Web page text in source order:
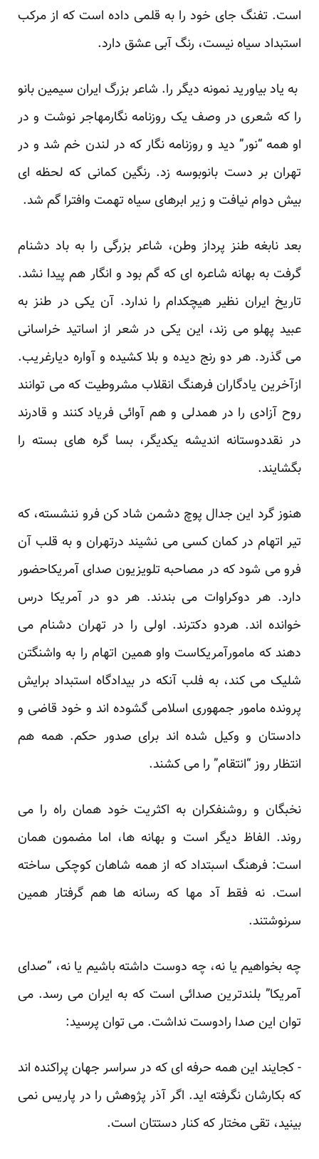
است. تفنگ جای خود را ‏به قلمی داده است که از مرکب
استبداد سیاه نیست، رنگ آبی عشق دارد.‏
‏ به یاد بیاورید نمونه دیگر را. شاعر بزرگ ایران سیمین بانو
را که شعری در وصف یک روزنامه نگارمهاجر نوشت و ‏در
او همه “نور” دید و روزنامه نگار که در لندن خم شد و در
تهران بر دست بانوبوسه زد. رنگین کمانی که لحظه ای
‏بیش دوام نیافت و زیر ابرهای سیاه تهمت وافترا گم شد.‏
بعد نابغه طنز پرداز وطن، شاعر بزرگی را به باد دشنام
گرفت به بهانه شاعره ای که گم بود و انگار هم پیدا نشد.
تاریخ ‏ایران نظیر هیچکدام را ندارد. آن یکی در طنز به
عبید پهلو می زند، این یکی در شعر از اساتید خراسانی
می گذرد. هر ‏دو رنج دیده و بلا کشیده و آواره دیارغریب.
ازآخرین یادگاران فرهنگ انقلاب مشروطیت که می توانند
روح آزادی را ‏در همدلی و هم آوائی فریاد کنند و قادرند
در نقددوستانه اندیشه یکدیگر، بسا گره های بسته را
بگشایند.‏
هنوز گرد این جدال پوچ دشمن شاد کن فرو ننشسته، که
تیر اتهام در کمان کسی می نشیند درتهران و به قلب آن
فرو می ‏شود که در مصاحبه تلویزیون صدای آمریکاحضور
دارد. هر دوکراوات می بندند. هر دو در آمریکا درس
خوانده اند. ‏هردو دکترند. اولی را در تهران دشنام می
دهند که مامورآمریکاست واو همین اتهام را به واشنگتن
شلیک می کند، به ‏فلب آنکه در بیدادگاه استبداد برایش
پرونده مامور جمهوری اسلامی گشوده اند و خود قاضی و
دادستان و وکیل شده اند ‏برای صدور حکم. همه هم
انتظار روز “انتقام” را می کشند.‏
نخبگان و روشنفکران به اکثریت خود همان راه را می
روند. الفاظ دیگر است و بهانه ها، اما مضمون همان
است: ‏فرهنگ اسبتداد که از همه شاهان کوچکی ساخته
است. نه فقط آد مها که رسانه ها هم گرفتار همین
سرنوشتند.‏
چه بخواهیم یا نه، چه دوست داشته باشیم یا نه، “صدای
آمریکا” بلندترین صدائی است که به ایران می رسد. می
توان ‏این صدا رادوست نداشت. می توان پرسید:‏
‏- کجایند این همه حرفه ای که در سراسر جهان پراکنده اند
که بکارشان نگرفته اید. اگر آذر پژوهش را در پاریس نمی
‏بینید، تقی مختار که کنار دستتان است.‏